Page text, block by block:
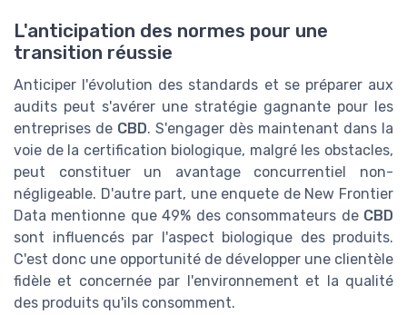
L'anticipation des normes pour une
transition réussie
Anticiper l'évolution des standards et se préparer aux
audits peut s'avérer une stratégie gagnante pour les
entreprises de CBD. S'engager dès maintenant dans la
voie de la certification biologique, malgré les obstacles,
peut constituer un avantage concurrentiel non-
négligeable. D'autre part, une enquete de New Frontier
Data mentionne que 49% des consommateurs de CBD
sont influencés par l'aspect biologique des produits.
C'est donc une opportunité de développer une clientèle
fidèle et concernée par l'environnement et la qualité
des produits qu'ils consomment.